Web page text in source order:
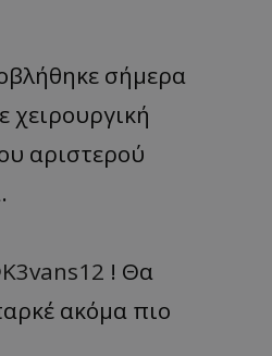
σήμερα
χειρουργική
αριστερού
! Θα
ακόμα πιο